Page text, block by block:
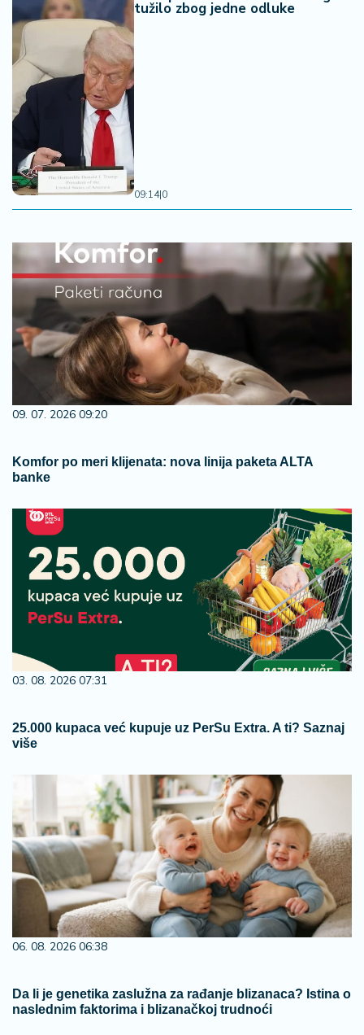
tužilo zbog jedne odluke
09:14|0
09. 07. 2026 09:20
Komfor po meri klijenata: nova linija paketa ALTA
banke
03. 08. 2026 07:31
25.000 kupaca već kupuje uz PerSu Extra. A ti? Saznaj
više
06. 08. 2026 06:38
Da li je genetika zaslužna za rađanje blizanaca? Istina o
naslednim faktorima i blizanačkoj trudnoći